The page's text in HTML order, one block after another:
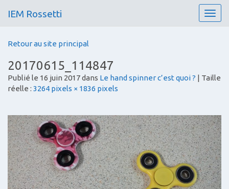
T
o
n
g
a
t
i
o
n
IEM Rossetti
Retour au site principal
20170615_114847
Publié le 16 juin 2017dans Le hand spinner c’est quoi ? | Taille
réelle : 3264 pixels × 1836 pixels